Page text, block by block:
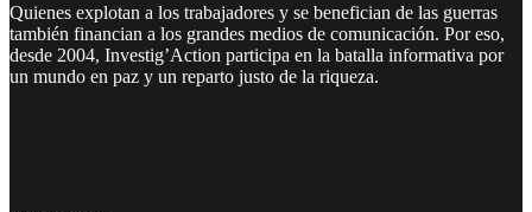
Quienes explotan a los trabajadores y se benefician de las guerras
también financian a los grandes medios de comunicación. Por eso,
desde 2004, Investig’Action participa en la batalla informativa por
un mundo en paz y un reparto justo de la riqueza.